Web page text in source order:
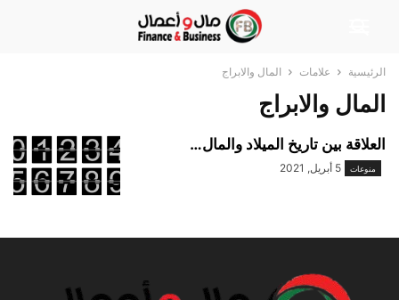
الرئيسية علامات المال والابراج
المال والابراج
العلاقة بين تاريخ الميلاد والمال…
منوعات 5 أبريل, 2021